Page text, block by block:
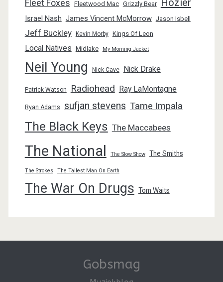
Fleet Foxes Fleetwood Mac Grizzly Bear Hozier
Israel Nash James Vincent McMorrow Jason Isbell
Jeff Buckley Kevin Morby Kings Of Leon
Local Natives Midlake My Morning Jacket
Neil Young Nick Cave Nick Drake
Patrick Watson Radiohead Ray LaMontagne
Ryan Adams sufjan stevens Tame Impala
The Black Keys The Maccabees
The National The Slow Show The Smiths
The Strokes The Tallest Man On Earth
The War On Drugs Tom Waits
Gobsmag